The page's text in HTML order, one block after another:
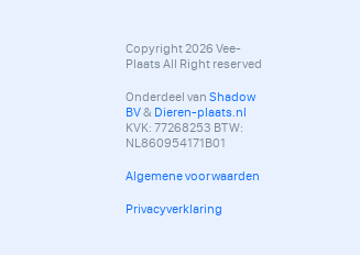
Copyright 2026 Vee-
Plaats All Right reserved
Onderdeel van Shadow
BV& Dieren-plaats.nl
KVK: 77268253 BTW:
NL860954171B01
Algemene voorwaarden
Privacyverklaring